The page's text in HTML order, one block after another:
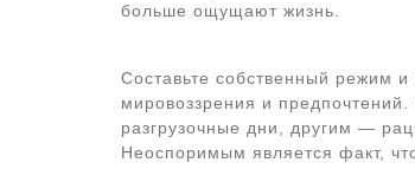
больше ощущают жизнь.
Составьте собственный режим и
мировоззрения и
разгрузочные дни, другим —
Неоспоримым является факт,